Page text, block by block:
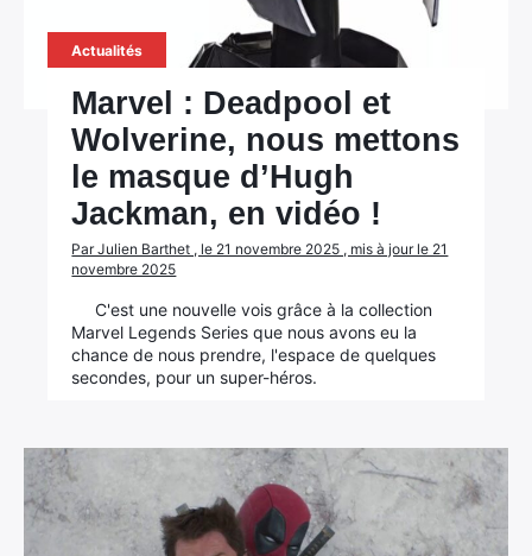
Actualités
Marvel : Deadpool et
Wolverine, nous mettons
le masque d’Hugh
Jackman, en vidéo !
Par Julien Barthet , le 21 novembre 2025 , mis à jour le 21
novembre 2025
C'est une nouvelle vois grâce à la collection
Marvel Legends Series que nous avons eu la
chance de nous prendre, l'espace de quelques
secondes, pour un super-héros.